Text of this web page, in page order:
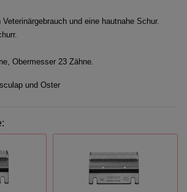
und eine hautnahe Schur.
Obermesser 23 Zähne.
und Oster